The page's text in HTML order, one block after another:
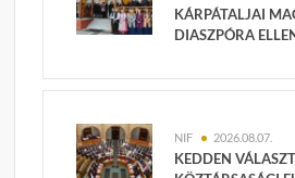
KÁRPÁTALJAI
DIASZPÓRA
NIF 2026.08.07.
KEDDEN